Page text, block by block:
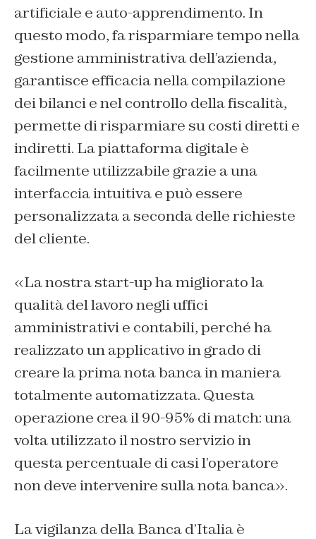
artificiale e auto-apprendimento. In
questo modo, fa risparmiare tempo nella
gestione amministrativa dell’azienda,
garantisce efficacia nella compilazione
dei bilanci e nel controllo della fiscalità,
permette di risparmiare su costi diretti e
indiretti. La piattaforma digitale è
facilmente utilizzabile grazie a una
interfaccia intuitiva e può essere
personalizzata a seconda delle richieste
del cliente.
«La nostra start-up ha migliorato la
qualità del lavoro negli uffici
amministrativi e contabili, perché ha
realizzato un applicativo in grado di
creare la prima nota banca in maniera
totalmente automatizzata. Questa
operazione crea il 90-95% di match: una
volta utilizzato il nostro servizio in
questa percentuale di casi l’operatore
non deve intervenire sulla nota banca».
La vigilanza della Banca d’Italia è